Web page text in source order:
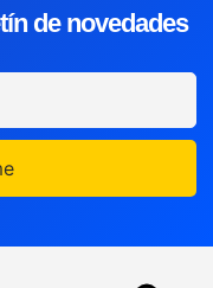
de novedades